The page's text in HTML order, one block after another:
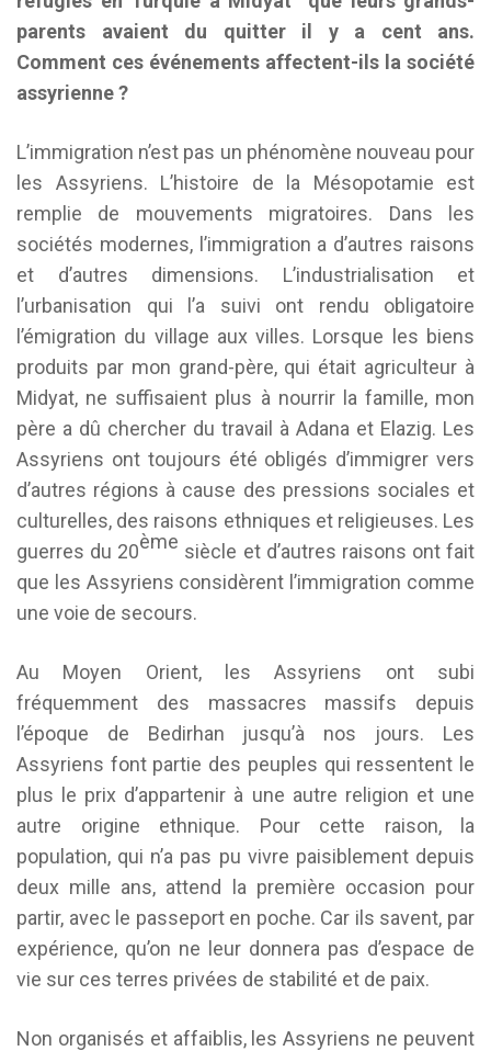
parents avaient du quitter il y a cent ans.
Comment ces événements affectent-ils la société
assyrienne ?
L’immigration n’est pas un phénomène nouveau pour
les Assyriens. L’histoire de la Mésopotamie est
remplie de mouvements migratoires. Dans les
sociétés modernes, l’immigration a d’autres raisons
et d’autres dimensions. L’industrialisation et
l’urbanisation qui l’a suivi ont rendu obligatoire
l’émigration du village aux villes. Lorsque les biens
produits par mon grand-père, qui était agriculteur à
Midyat, ne suffisaient plus à nourrir la famille, mon
père a dû chercher du travail à Adana et Elazig. Les
Assyriens ont toujours été obligés d’immigrer vers
d’autres régions à cause des pressions sociales et
culturelles, des raisons ethniques et religieuses. Les
guerres du 20ème siècle et d’autres raisons ont fait
que les Assyriens considèrent l’immigration comme
une voie de secours.
Au Moyen Orient, les Assyriens ont subi
fréquemment des massacres massifs depuis
l’époque de Bedirhan jusqu’à nos jours. Les
Assyriens font partie des peuples qui ressentent le
plus le prix d’appartenir à une autre religion et une
autre origine ethnique. Pour cette raison, la
population, qui n’a pas pu vivre paisiblement depuis
deux mille ans, attend la première occasion pour
partir, avec le passeport en poche. Car ils savent, par
expérience, qu’on ne leur donnera pas d’espace de
vie sur ces terres privées de stabilité et de paix.
Non organisés et affaiblis, les Assyriens ne peuvent